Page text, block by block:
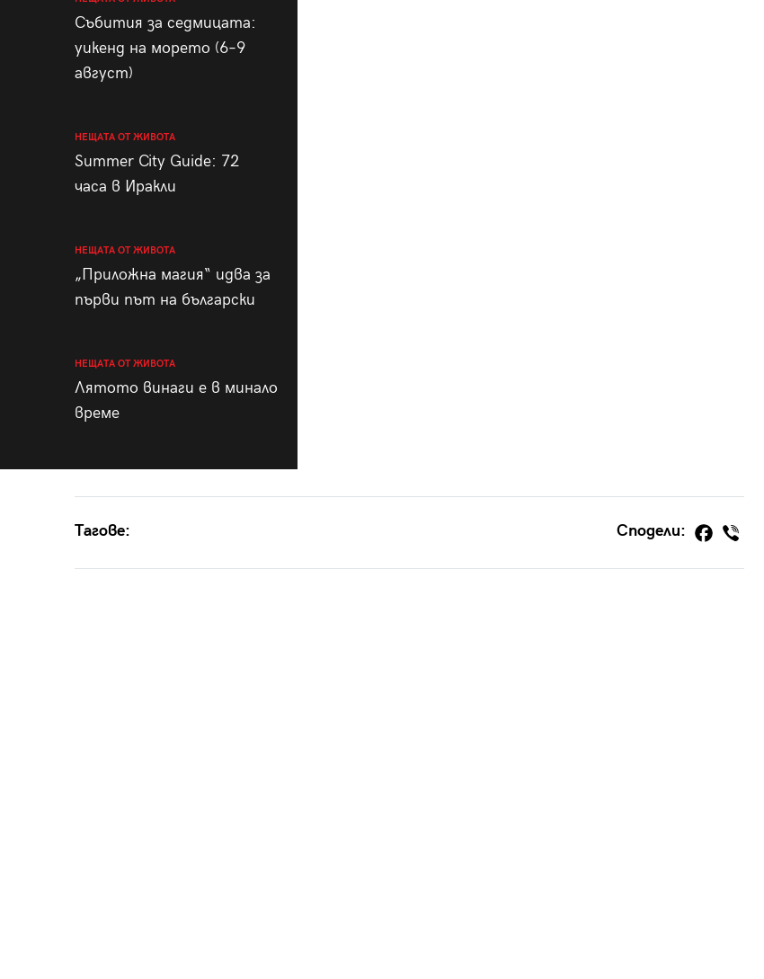
Събития за седмицата:
уикенд на морето (6–9
август)
НЕЩАТА ОТ ЖИВОТА
Summer City Guide: 72
часа в Иракли
НЕЩАТА ОТ ЖИВОТА
„Приложна магия“ идва за
първи път на български
НЕЩАТА ОТ ЖИВОТА
Лятото винаги е в минало
време
Тагове: Сподели:
28